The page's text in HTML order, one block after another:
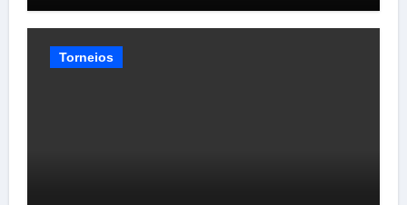
Torneios